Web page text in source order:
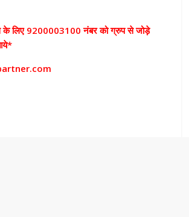
लिए 9200003100 नंबर को ग्रुप से जोड़े